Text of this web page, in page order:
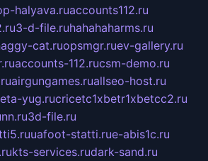
halyava.ruaccounts112.ru
3-d-file.ruhahahaharms.ru
cat.ruopsmgr.ruev-gallery.ru
accounts-112.rucsm-demo.ru
airgungames.ruallseo-host.ru
yug.rucricetc1xbetr1xbetcc2.ru
3d-file.ru
uafoot-statti.rue-abis1c.ru
kts-services.rudark-sand.ru